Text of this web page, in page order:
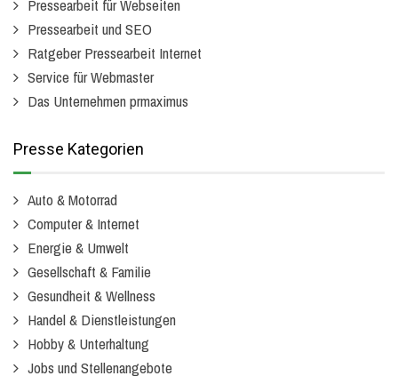
Pressearbeit für Webseiten
Pressearbeit und SEO
Ratgeber Pressearbeit Internet
Service für Webmaster
Das Unternehmen prmaximus
Presse Kategorien
Auto & Motorrad
Computer & Internet
Energie & Umwelt
Gesellschaft & Familie
Gesundheit & Wellness
Handel & Dienstleistungen
Hobby & Unterhaltung
Jobs und Stellenangebote